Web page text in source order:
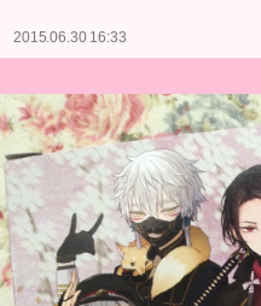
2015.06.30 16:33